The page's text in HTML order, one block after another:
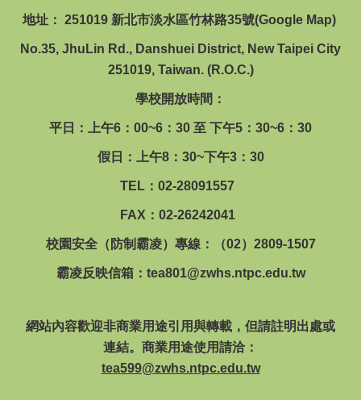
地址： 251019 新北市淡水區竹林路35號(Google Map)
No.35, JhuLin Rd., Danshuei District, New Taipei City
251019, Taiwan. (R.O.C.)
學校開放時間：
平日：上午6：00~6：30 至 下午5：30~6：30
假日：上午8：30~下午3：30
TEL：02-28091557
FAX：02-26242041
校園安全（防制霸凌）專線：（02）2809-1507
霸凌反映信箱： tea801@zwhs.ntpc.edu.tw
網站內容歡迎非商業用途引用與轉載，但請註明出處或
連結。商業用途使用請洽：
tea599@zwhs.ntpc.edu.tw